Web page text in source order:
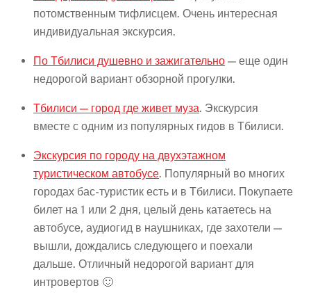
потомственным тифлисцем. Очень интересная
индивидуальная экскурсия.
По Тбилиси душевно и зажигательно — еще один
недорогой вариант обзорной прогулки.
Тбилиси — город где живет муза. Экскурсия
вместе с одним из популярных гидов в Тбилиси.
Экскурсия по городу на двухэтажном
туристическом автобусе. Популярный во многих
городах бас-туристик есть и в Тбилиси. Покупаете
билет на 1 или 2 дня, целый день катаетесь на
автобусе, аудиогид в наушниках, где захотели —
вышли, дождались следующего и поехали
дальше. Отличный недорогой вариант для
интровертов 🙂